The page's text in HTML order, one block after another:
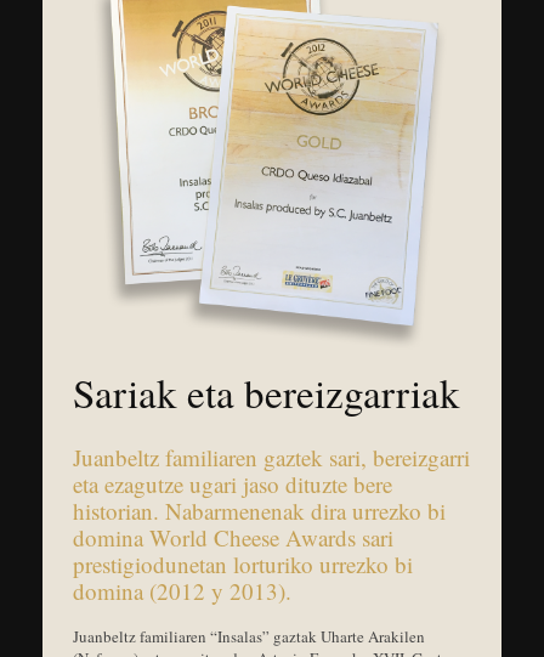
Sariak eta bereizgarriak
Juanbeltz familiaren gaztek sari, bereizgarri
eta ezagutze ugari jaso dituzte bere
historian. Nabarmenenak dira urrezko bi
domina World Cheese Awards sari
prestigiodunetan lorturiko urrezko bi
domina (2012 y 2013).
Juanbeltz familiaren “Insalas” gaztak Uharte Arakilen